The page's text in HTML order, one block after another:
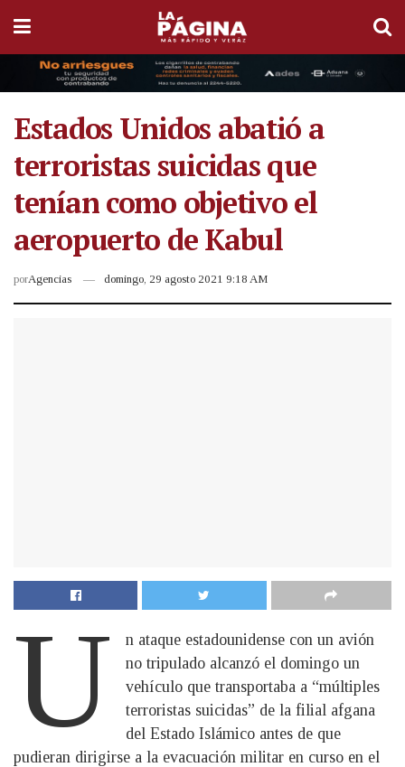
Estados Unidos abatió a
terroristas suicidas que
tenían como objetivo el
aeropuerto de Kabul
porAgencias domingo, 29 agosto 2021 9:18 AM
U
n ataque estadounidense con un avión
no tripulado alcanzó el domingo un
vehículo que transportaba a “múltiples
terroristas suicidas” de la filial afgana
del Estado Islámico antes de que
pudieran dirigirse a la evacuación militar en curso en el